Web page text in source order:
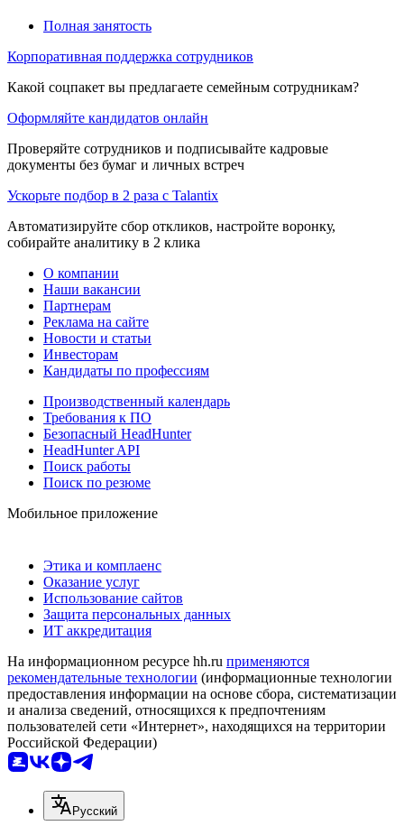
Полная занятость
Корпоративная поддержка сотрудников
Какой соцпакет вы предлагаете семейным сотрудникам?
Оформляйте кандидатов онлайн
Проверяйте сотрудников и подписывайте кадровые
документы без бумаг и личных встреч
Ускорьте подбор в 2 раза с Talantix
Автоматизируйте сбор откликов, настройте воронку,
собирайте аналитику в 2 клика
О компании
Наши вакансии
Партнерам
Реклама на сайте
Новости и статьи
Инвесторам
Кандидаты по профессиям
Производственный календарь
Требования к ПО
Безопасный HeadHunter
HeadHunter API
Поиск работы
Поиск по резюме
Мобильное приложение
Этика и комплаенс
Оказание услуг
Использование сайтов
Защита персональных данных
ИТ аккредитация
На информационном ресурсе hh.ru применяются
рекомендательные технологии (информационные технологии
предоставления информации на основе сбора, систематизации
и анализа сведений, относящихся к предпочтениям
пользователей сети «Интернет», находящихся на территории
Российской Федерации)
Русский